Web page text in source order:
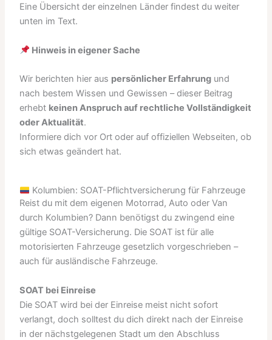
Eine Übersicht der einzelnen Länder findest du weiter
unten im Text.
Hinweis in eigener Sache
Wir berichten hier aus persönlicher Erfahrung und
nach bestem Wissen und Gewissen – dieser Beitrag
erhebt keinen Anspruch auf rechtliche Vollständigkeit
oder Aktualität.
Informiere dich vor Ort oder auf offiziellen Webseiten, ob
sich etwas geändert hat.
Kolumbien: SOAT-Pflichtversicherung für Fahrzeuge
Reist du mit dem eigenen Motorrad, Auto oder Van
durch Kolumbien? Dann benötigst du zwingend eine
gültige SOAT-Versicherung. Die SOAT ist für alle
motorisierten Fahrzeuge gesetzlich vorgeschrieben –
auch für ausländische Fahrzeuge.
SOAT bei Einreise
Die SOAT wird bei der Einreise meist nicht sofort
verlangt, doch solltest du dich direkt nach der Einreise
in der nächstgelegenen Stadt um den Abschluss